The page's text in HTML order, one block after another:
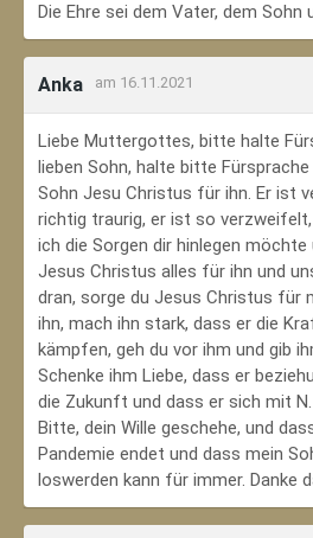
Die Ehre sei dem Vater, dem Sohn
Anka am 16.11.2021
Liebe Muttergottes, bitte halte
lieben Sohn, halte bitte
Sohn Jesu Christus für ihn. Er ist
richtig traurig, er ist so
ich die Sorgen dir hinlegen möchte
Jesus Christus alles für ihn und
dran, sorge du Jesus Christus für
ihn, mach ihn stark, dass er die
kämpfen, geh du vor ihm und gib
Schenke ihm Liebe, dass er
die Zukunft und dass er sich mit
Bitte, dein Wille geschehe, und
Pandemie endet und dass mein
loswerden kann für immer. Danke